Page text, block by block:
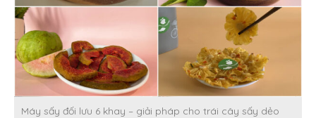
Máy sấy đối lưu 6 khay – giải pháp cho trái cây sấy dẻo